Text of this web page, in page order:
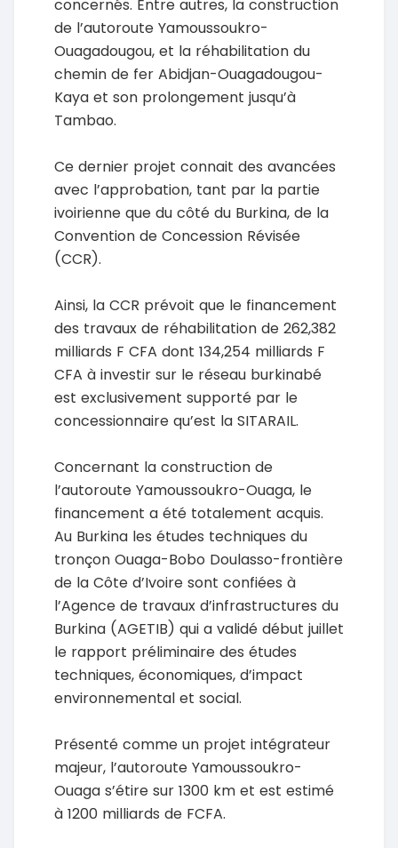
concernés. Entre autres, la construction
de l’autoroute Yamoussoukro-
Ouagadougou, et la réhabilitation du
chemin de fer Abidjan-Ouagadougou-
Kaya et son prolongement jusqu’à
Tambao.
Ce dernier projet connait des avancées
avec l’approbation, tant par la partie
ivoirienne que du côté du Burkina, de la
Convention de Concession Révisée
(CCR).
Ainsi, la CCR prévoit que le financement
des travaux de réhabilitation de 262,382
milliards F CFA dont 134,254 milliards F
CFA à investir sur le réseau burkinabé
est exclusivement supporté par le
concessionnaire qu’est la SITARAIL.
Concernant la construction de
l’autoroute Yamoussoukro-Ouaga, le
financement a été totalement acquis.
Au Burkina les études techniques du
tronçon Ouaga-Bobo Doulasso-frontière
de la Côte d’Ivoire sont confiées à
l’Agence de travaux d’infrastructures du
Burkina (AGETIB) qui a validé début juillet
le rapport préliminaire des études
techniques, économiques, d’impact
environnemental et social.
Présenté comme un projet intégrateur
majeur, l’autoroute Yamoussoukro-
Ouaga s’étire sur 1300 km et est estimé
à 1200 milliards de FCFA.